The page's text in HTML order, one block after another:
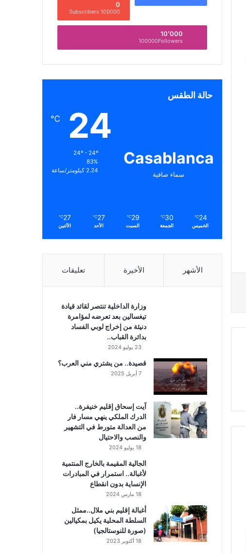
0
100000 Subscribers
10٬000
100000Followers
حالة الطقس
Casablanca
سماء صافية
24
℃
24º - 24º
83%
2.24 كيلومتر/ساعة
24
℃
الخميس
30
℃
الجمعة
29
℃
السبت
27
℃
الأحد
27
℃
الأثنين
الأشهر الأخيرة تعليقات
وزارة الداخلية تنتصر لقائد قيادة
تيغسالين بعد تعرضه لمؤامرة
دنيئة من إخراج لوبي الفساد
بدائرة القباب..
23 يوليو 2024
قصيدة.. من يشتري مني العرب؟
7 أبريل 2025
آيت إسحاق إقليم خنيفرة..
الدرك الملكي ينهي مسار فار
من العدالة متورط في التشهير
والنصب والاحتيال
18 يوليو 2024
الجالية المقيمة بالخارج المنتمية
لأغبالة.. استمرار في المبادرات
الإنساية بدون انقطاع
18 مارس 2024
أغبالة إقليم بني ملال..ممثل
السلطة المحلية يكيل بمكيالين
(صورة للنوستالجيا)
18 أكتوبر 2023